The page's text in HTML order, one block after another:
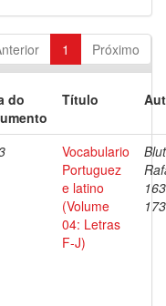
1 Próximo
do
Título
Vocabulario
Portuguez
e latino
(Volume
04: Letras
F-J)